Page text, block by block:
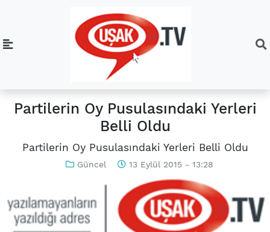
Partilerin Oy Pusulasındaki Yerleri
Belli Oldu
Partilerin Oy Pusulasındaki Yerleri Belli Oldu
Güncel 13 Eylül 2015 - 13:28